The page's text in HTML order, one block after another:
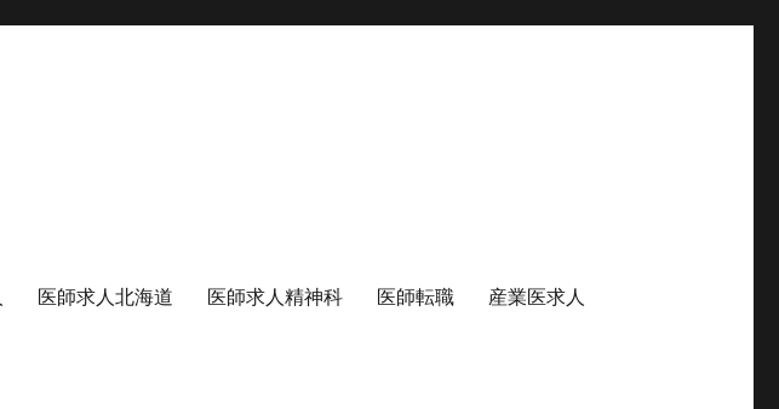
医師求人北海道 医師求人精神科 医師転職 産業医求人